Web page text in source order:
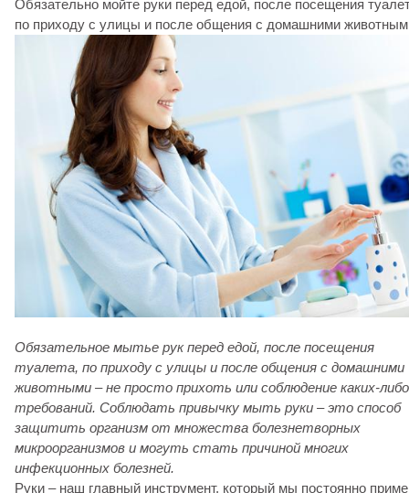
Обязательно мойте руки перед едой, после посещения
по приходу с улицы и после общения с домашними
Обязательное мытье рук перед едой, после посещения
туалета, по приходу с улицы и после общения с домашними
животными – не просто прихоть или соблюдение каких-либо
требований. Соблюдать привычку мыть руки – это способ
защитить организм от множества болезнетворных
микроорганизмов и могуть стать причиной многих
инфекционных болезней.
Руки – наш главный инструмент, который мы постоянно